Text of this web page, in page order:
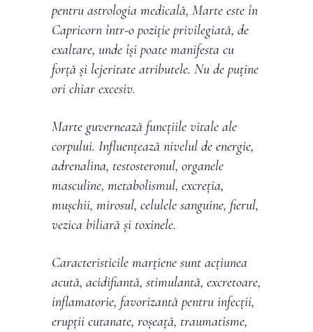
pentru astrologia medicală, Marte este în
Capricorn într-o poziție privilegiată, de
exaltare, unde își poate manifesta cu
forță și lejeritate atributele. Nu de puține
ori chiar excesiv.
Marte guvernează funcțiile vitale ale
corpului. Influențează nivelul de energie,
adrenalina, testosteronul, organele
masculine, metabolismul, excreția,
mușchii, mirosul, celulele sanguine, fierul,
vezica biliară și toxinele.
Caracteristicile marțiene sunt acțiunea
acută, acidifiantă, stimulantă, excretoare,
inflamatorie, favorizantă pentru infecții,
erupții cutanate, roșeață, traumatisme,